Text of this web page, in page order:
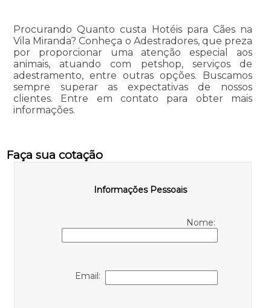
Procurando Quanto custa Hotéis para Cães na
Vila Miranda? Conheça o Adestradores, que preza
por proporcionar uma atenção especial aos
animais, atuando com petshop, serviços de
adestramento, entre outras opções. Buscamos
sempre superar as expectativas de nossos
clientes. Entre em contato para obter mais
informações.
Faça sua cotação
Informações Pessoais
Nome:
Email: